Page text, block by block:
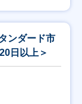
ンダード市
日以上＞